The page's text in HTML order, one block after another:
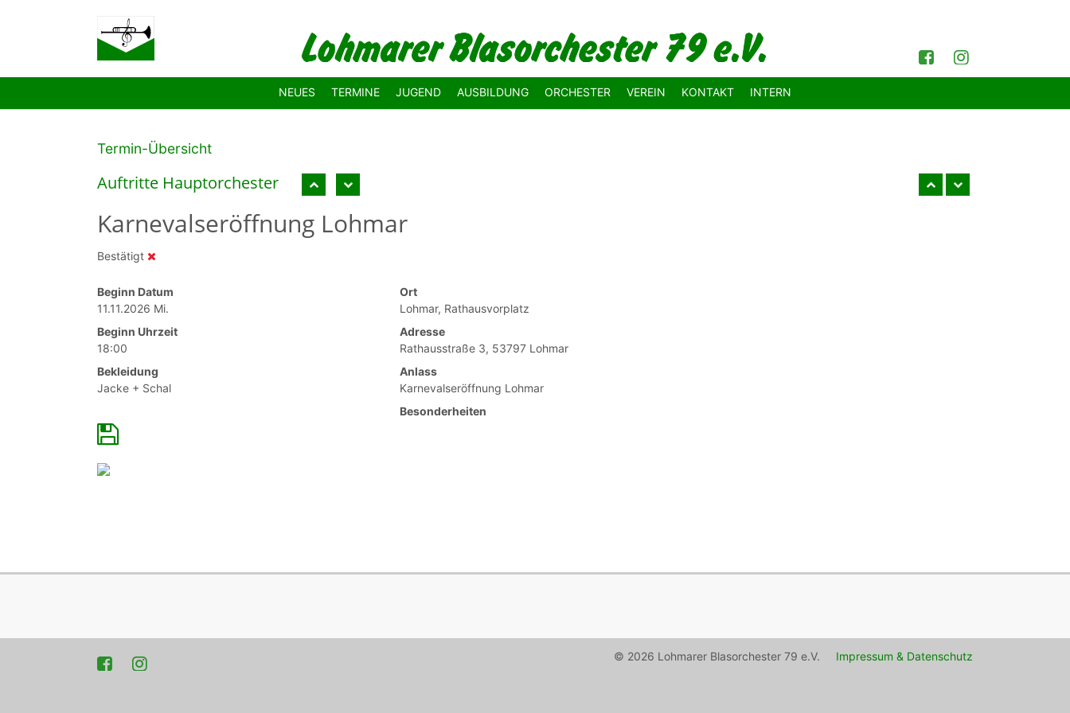
Facebook
NEUES TERMINE JUGEND AUSBILDUNG ORCHESTER VEREIN KONTAKT INTERN
Termin-Übersicht
Auftritte Hauptor­chester
Karnevalseröffnung Lohmar
Bestätigt
Beginn Datum
11.11.2026 Mi.
Beginn Uhrzeit
18:00
Bekleidung
Jacke + Schal
Ort
Lohmar, Rathausvorplatz
Adresse
Rathausstraße 3, 53797 Lohmar
Anlass
Karnevalseröffnung Lohmar
Besonderheiten
© 2026 Lohmarer Blasorchester 79 e.V. Impressum & Datenschutz
Facebook